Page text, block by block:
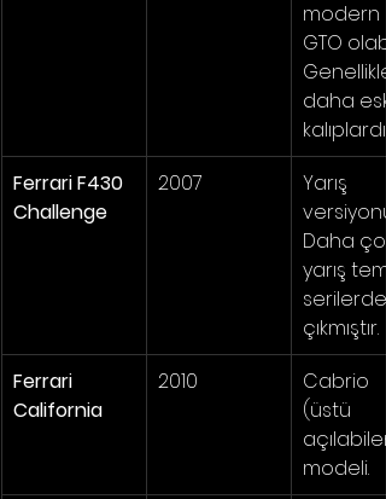
modern
GTO
Genellikle
daha eski
kalıplardır.
Ferrari F430
Challenge
2007
Yarış
versiyonu.
Daha çok
yarış
serilerde
çıkmıştır.
Ferrari
California
2010
Cabrio
(üstü
modeli.